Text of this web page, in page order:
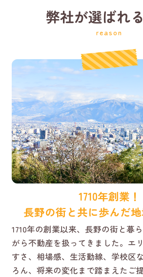
弊社が選ばれ
reason
1710年創業！
長野の街と共に歩んだ地
1710年の創業以来、長野の街と暮
がら不動産を扱ってきました。エ
すさ、相場感、生活動線、学校区
ろん、将来の変化まで踏まえたご